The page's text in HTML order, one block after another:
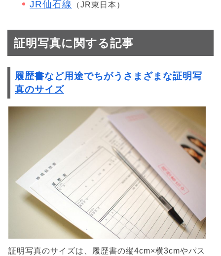
JR仙石線 （JR東日本）
証明写真に関する記事
履歴書など用途でちがうさまざまな証明写
真のサイズ
証明写真のサイズは、履歴書の縦4cm×横3cmやパス